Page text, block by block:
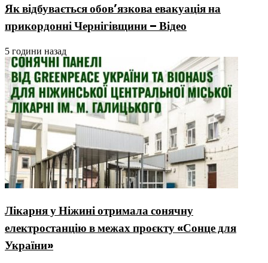
Як відбувається обов’язкова евакуація на
прикордонні Чернігівщини – Відео
5 години назад
Лікарня у Ніжині отримала сонячну
електростанцію в межах проєкту «Сонце для
України»